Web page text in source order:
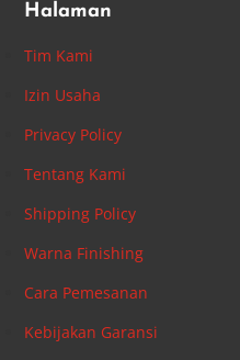
Halaman
Tim Kami
Izin Usaha
Privacy Policy
Tentang Kami
Shipping Policy
Warna Finishing
Cara Pemesanan
Kebijakan Garansi